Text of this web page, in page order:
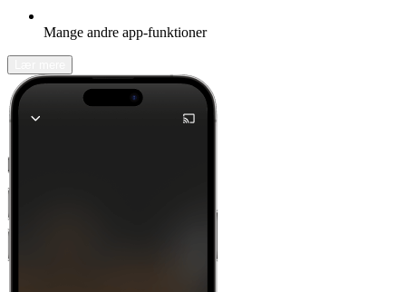
Mange andre app-funktioner